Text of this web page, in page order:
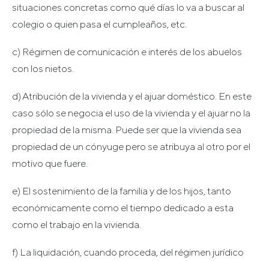
situaciones concretas como qué días lo va a buscar al
colegio o quien pasa el cumpleaños, etc.
c) Régimen de comunicación e interés de los abuelos
con los nietos.
d) Atribución de la vivienda y el ajuar doméstico. En este
caso sólo se negocia el uso de la vivienda y el ajuar no la
propiedad de la misma. Puede ser que la vivienda sea
propiedad de un cónyuge pero se atribuya al otro por el
motivo que fuere.
e) El sostenimiento de la familia y de los hijos, tanto
económicamente como el tiempo dedicado a esta
como el trabajo en la vivienda.
f) La liquidación, cuando proceda, del régimen jurídico